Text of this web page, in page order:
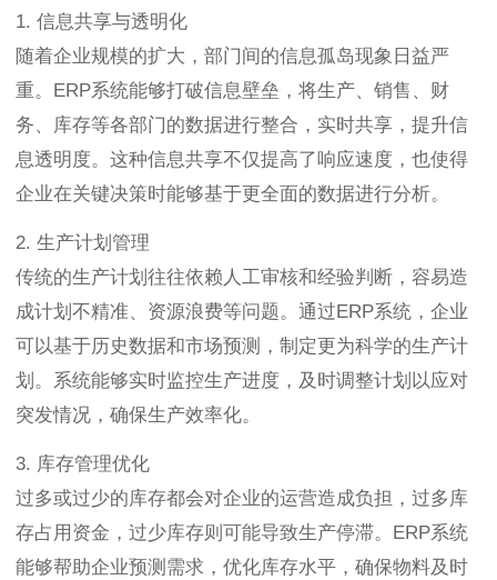
1. 信息共享与透明化
随着企业规模的扩大，部门间的信息孤岛现象日益严
重。ERP系统能够打破信息壁垒，将生产、销售、财
务、库存等各部门的数据进行整合，实时共享，提升信
息透明度。这种信息共享不仅提高了响应速度，也使得
企业在关键决策时能够基于更全面的数据进行分析。
2. 生产计划管理
传统的生产计划往往依赖人工审核和经验判断，容易造
成计划不精准、资源浪费等问题。通过ERP系统，企业
可以基于历史数据和市场预测，制定更为科学的生产计
划。系统能够实时监控生产进度，及时调整计划以应对
突发情况，确保生产效率化。
3. 库存管理优化
过多或过少的库存都会对企业的运营造成负担，过多库
存占用资金，过少库存则可能导致生产停滞。ERP系统
能够帮助企业预测需求，优化库存水平，确保物料及时